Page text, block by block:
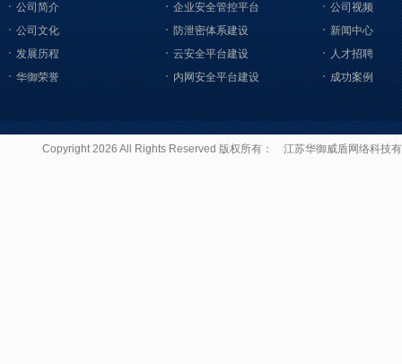
公司简介
公司文化
发展历程
华御荣誉
企业安全管控平台
防泄密体系建设
云安全平台建设
内网安全平台建设
公司视频
新闻中心
人才招聘
成功案例
Copyright 2026 All Rights Reserved 版权所有： 江苏华御威盾网络科技